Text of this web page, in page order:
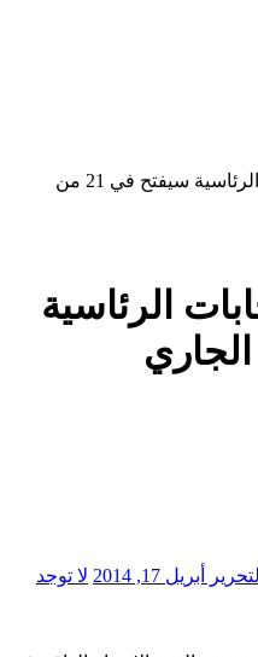
باب الترشح للانتخابات الرئاسية سيفتح في 21 من
الرئاسية
أبريل 17, 2014
لا توجد